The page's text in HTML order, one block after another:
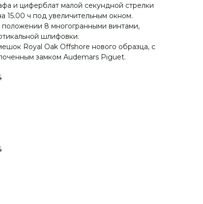
и циферблат малой секундной стрелки
15.00 ч под увеличительным окном.
8 многогранными винтами,
шлифовки.
Royal Oak Offshore нового образца, с
замком Audemars Piguet.